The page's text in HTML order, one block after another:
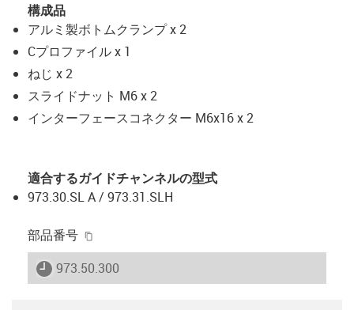
構成品
アルミ製ボトムクランプ x 2
Cプロファイル x 1
ねじ x 2
スライドナット M6 x 2
インターフェースコネクター M6x16 x 2
適合するガイドチャンネルの型式
973.30.SL A / 973.31.SLH
部品番号
igus-icon-lieferzeit
973.50.300